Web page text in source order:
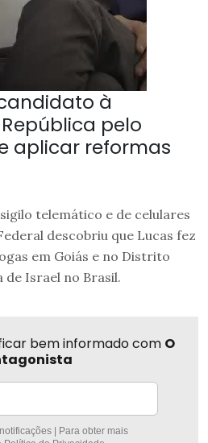
à
pelo
aplicar reformas
telemático e de celulares
descobriu que Lucas fez
em Goiás e no Distrito
de Israel no Brasil.
bem informado com O
| Para obter mais